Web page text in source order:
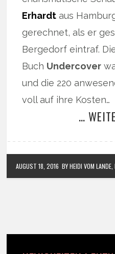
Erhardt aus
gerechnet, als er
Bergedorf eintraf.
Buch Undercover
und die 220
voll auf ihre Kosten…
…
AUGUST 18, 2016 BY HEIDI VOM LANDE,